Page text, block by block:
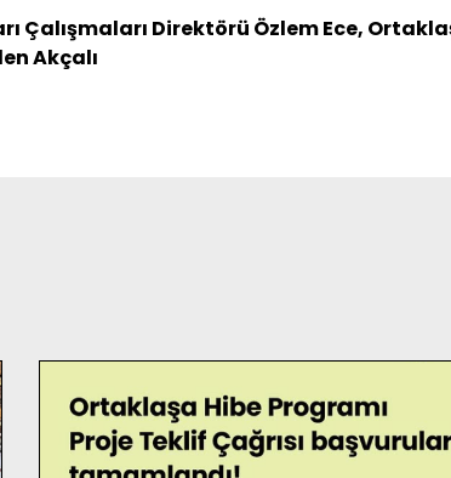
Çalışmaları Direktörü Özlem Ece,
Akçalı